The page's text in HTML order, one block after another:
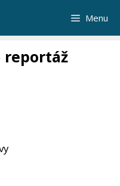
Menu
reportáž